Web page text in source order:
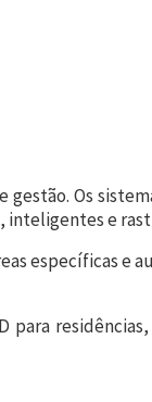
Os
inteligentes e
específicas e